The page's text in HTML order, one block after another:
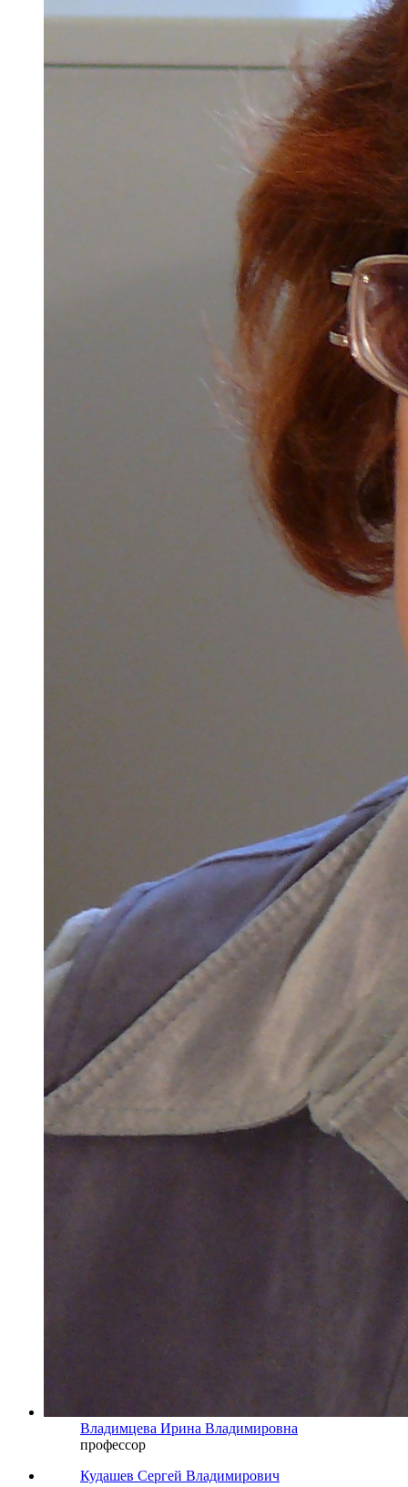
Владимцева Ирина Владимировна
профессор
Кудашев Сергей Владимирович